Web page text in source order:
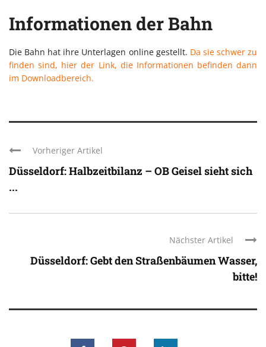
Informationen der Bahn
Die Bahn hat ihre Unterlagen online gestellt. Da sie schwer zu
finden sind, hier der Link, die Informationen befinden dann
im Downloadbereich.
Vorheriger Artikel
Düsseldorf: Halbzeitbilanz – OB Geisel sieht sich
...
Nächster Artikel
Düsseldorf: Gebt den Straßenbäumen Wasser,
bitte!